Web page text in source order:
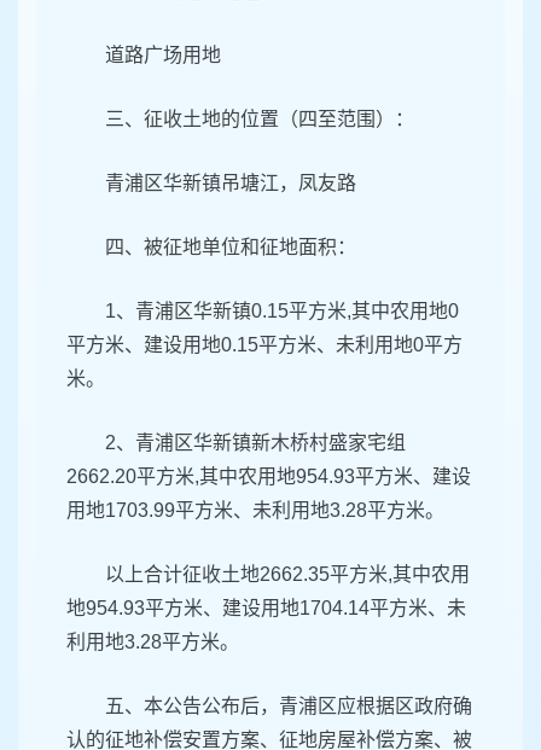
道路广场用地
三、征收土地的位置（四至范围）：
青浦区华新镇吊塘江，凤友路
四、被征地单位和征地面积：
1、青浦区华新镇0.15平方米,其中农用地0
平方米、建设用地0.15平方米、未利用地0平方
米。
2、青浦区华新镇新木桥村盛家宅组
2662.20平方米,其中农用地954.93平方米、建设
用地1703.99平方米、未利用地3.28平方米。
以上合计征收土地2662.35平方米,其中农用
地954.93平方米、建设用地1704.14平方米、未
利用地3.28平方米。
五、本公告公布后，青浦区应根据区政府确
认的征地补偿安置方案、征地房屋补偿方案、被